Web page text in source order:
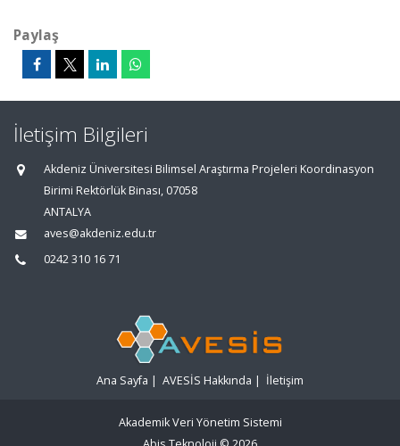
Paylaş
İletişim Bilgileri
Akdeniz Üniversitesi Bilimsel Araştırma Projeleri Koordinasyon
Birimi Rektörlük Binası, 07058
ANTALYA
aves@akdeniz.edu.tr
0242 310 16 71
Ana Sayfa | AVESİS Hakkında | İletişim
Akademik Veri Yönetim Sistemi